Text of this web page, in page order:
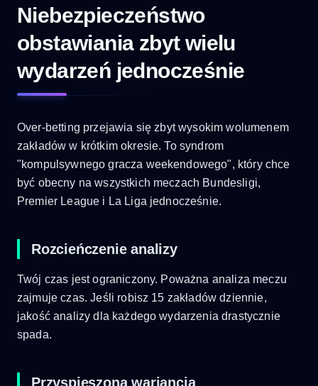
Niebezpieczeństwo
obstawiania zbyt wielu
wydarzeń jednocześnie
Over-betting przejawia się zbyt wysokim wolumenem
zakładów w krótkim okresie. To syndrom
"kompulsywnego gracza weekendowego", który chce
być obecny na wszystkich meczach Bundesligi,
Premier League i La Liga jednocześnie.
Rozcieńczenie analizy
Twój czas jest ograniczony. Poważna analiza meczu
zajmuje czas. Jeśli robisz 15 zakładów dziennie,
jakość analizy dla każdego wydarzenia drastycznie
spada.
Przyspieszona wariancja